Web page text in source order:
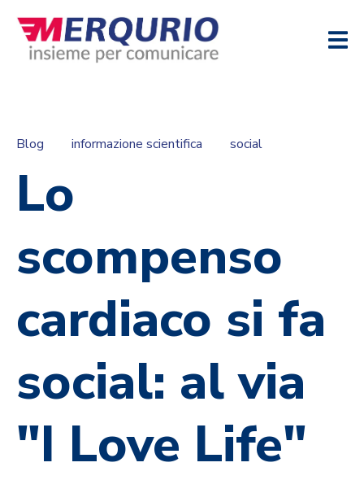
Blog informazione scientifica social
Lo
scompenso
cardiaco si fa
social: al via
"I Love Life"